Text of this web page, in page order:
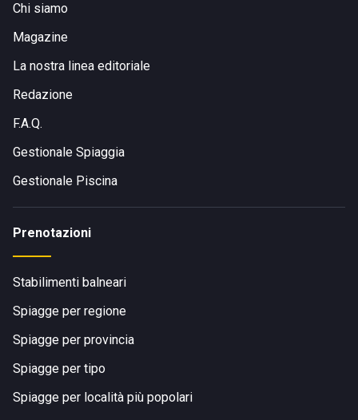
Chi siamo
Magazine
La nostra linea editoriale
Redazione
F.A.Q.
Gestionale Spiaggia
Gestionale Piscina
Prenotazioni
Stabilimenti balneari
Spiagge per regione
Spiagge per provincia
Spiagge per tipo
Spiagge per località più popolari